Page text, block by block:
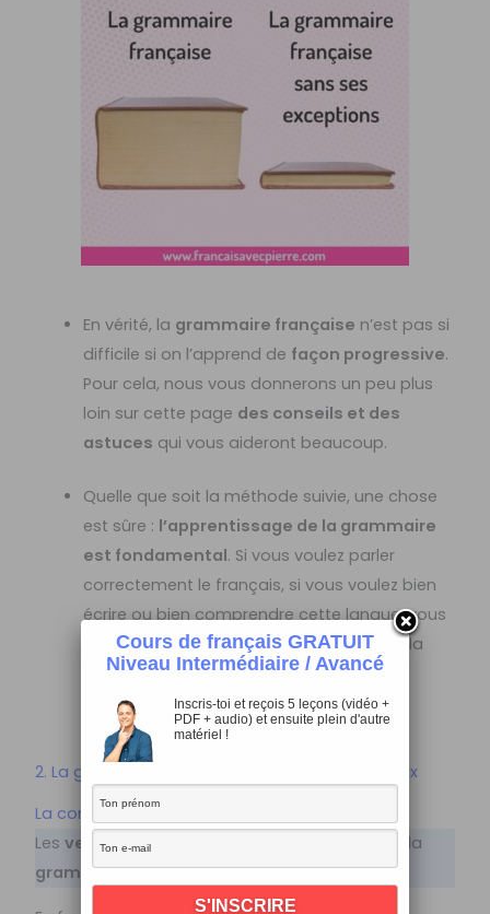
En vérité, la grammaire française n’est pas si
difficile si on l’apprend de façon progressive.
Pour cela, nous vous donnerons un peu plus
loin sur cette page des conseils et des
astuces qui vous aideront beaucoup.
Quelle que soit la méthode suivie, une chose
est sûre : l’apprentissage de la grammaire
est fondamental. Si vous voulez parler
correctement le français, si vous voulez bien
écrire ou bien comprendre cette langue, vous
devez connaître les principaux points de la
grammaire française.
2. La grammaire française : les points principaux
La conjugaison
Lesverbes et la conjugaison
de la
grammaire française.
Cours de français GRATUIT
Niveau Intermédiaire / Avancé
Inscris-toi et reçois 5 leçons (vidéo +
PDF + audio) et ensuite plein d'autre
matériel !